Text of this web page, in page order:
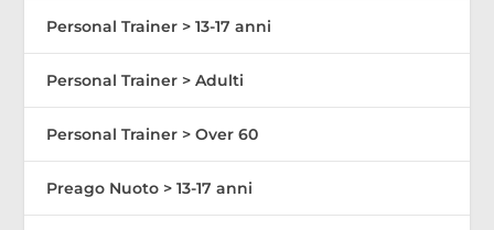
Personal Trainer > 13-17 anni
Personal Trainer > Adulti
Personal Trainer > Over 60
Preago Nuoto > 13-17 anni